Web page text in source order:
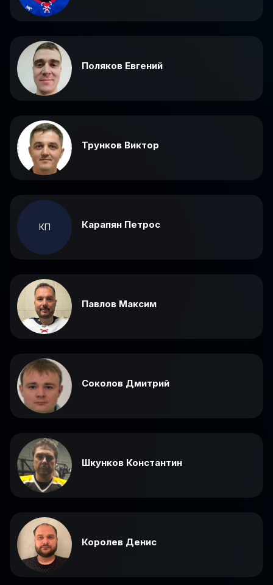
Поляков Евгений
Трунков Виктор
КП Карапян Петрос
Павлов Максим
Соколов Дмитрий
Шкунков Константин
Королев Денис